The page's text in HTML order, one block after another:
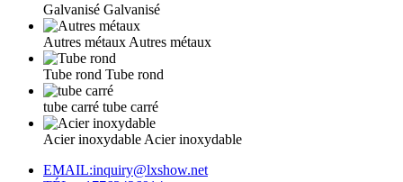
Galvanisé Galvanisé
Autres métaux Autres métaux
Tube rond Tube rond
tube carré tube carré
Acier inoxydable Acier inoxydable
EMAIL:inquiry@lxshow.net